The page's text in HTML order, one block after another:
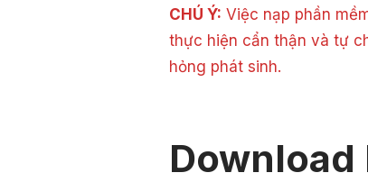
CHÚ Ý: Việc nạp phần
thực hiện cẩn thận và tự
hỏng phát sinh.
Download